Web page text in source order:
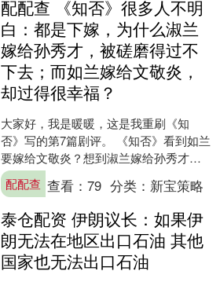
配配查 《知否》很多人不明
白：都是下嫁，为什么淑兰
嫁给孙秀才，被磋磨得过不
下去；而如兰嫁给文敬炎，
却过得很幸福？
大家好，我是暖暖，这是我重刷《知
否》写的第7篇剧评。 《知否》看到如兰
要嫁给文敬炎？想到淑兰嫁给孙秀才后
的生活，就为她捏了一把汗。 文敬炎何
许人也？他本来是盛纮....
配配查 查看：79 分类： 新宝策略
泰仓配资 伊朗议长：如果伊
朗无法在地区出口石油 其他
国家也无法出口石油